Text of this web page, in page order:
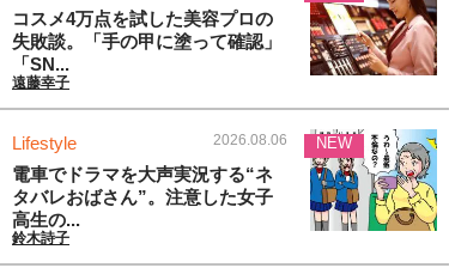
コスメ4万点を試した美容プロの
失敗談。「手の甲に塗って確認」
「SN...
遠藤幸子
Lifestyle 2026.08.06
電車でドラマを大声実況する“ネ
タバレおばさん”。注意した女子
高生の...
鈴木詩子
NEW